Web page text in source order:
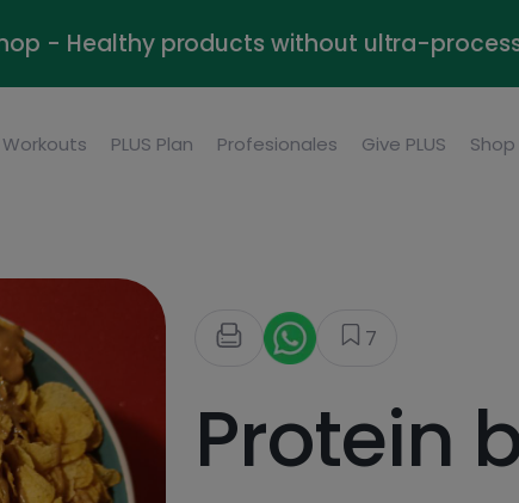
- Healthy products without ultra-
Workouts PLUS Plan Profesionales Give PLUS Shop
7
Protein